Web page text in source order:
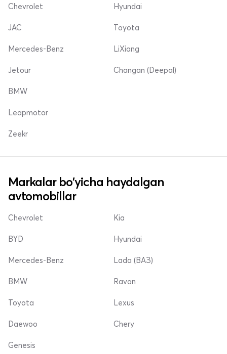
Chevrolet Hyundai
JAC
Mercedes-Benz
Jetour
Toyota
LiXiang
Changan (Deepal)
BMW
Leapmotor
Zeekr
Markalar bo'yicha haydalgan
avtomobillar
Chevrolet
BYD
Mercedes-Benz
Kia
Hyundai
Lada (ВАЗ)
BMW
Toyota
Daewoo
Ravon
Lexus
Chery
Genesis